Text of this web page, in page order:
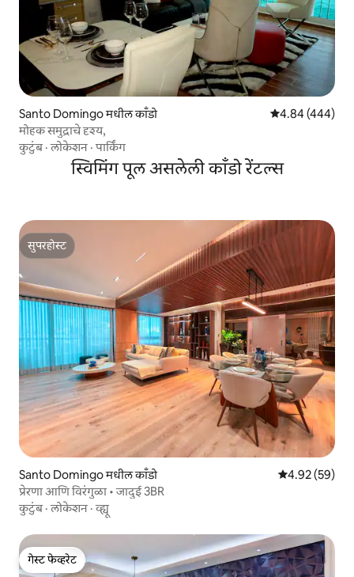
Santo Domingo मधील काँडो 5 पैकी 4.84
4.84 (444)
मोहक समुद्राचे दृश्य,
कुटुंब·लोकेशन ·पार्किंग
स्विमिंग पूल असलेली काँडो रेंटल्स
सुपरहोस्ट
सुपरहोस्ट
Santo Domingo मधील काँडो 5 पैकी 4.92
4.92 (59)
प्रेरणा आणि विरंगुळा • जादुई 3BR
कुटुंब·लोकेशन ·व्ह्यू
गेस्ट फेव्हरेट
गेस्ट फेव्हरेट